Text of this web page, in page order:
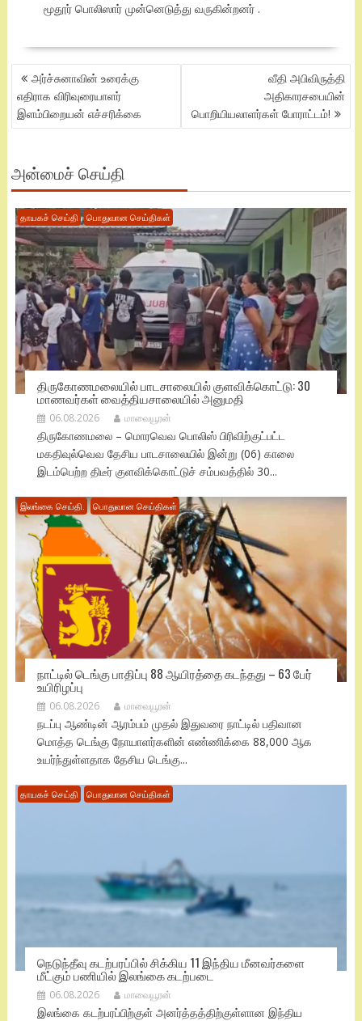
மூதூர் பொலிஸார் முன்னெடுத்து வருகின்றனர் .
POST
NAVIGATION
அர்ச்சுனாவின் உரைக்கு
எதிராக விரிவுரையாளர்
இளம்பிறையன் எச்சரிக்கை
வீதி அபிவிருத்தி
அதிகாரசபையின்
பொறியியலாளர்கள் போராட்டம்!
அன்மைச் செய்தி
தாயகச் செய்தி பொதுவான செய்திகள்
திருகோணமலையில் பாடசாலையில் குளவிக்கொட்டு: 30
மாணவர்கள் வைத்தியசாலையில் அனுமதி
06.08.2026 மாவையூரன்
திருகோணமலை – மொரவெவ பொலிஸ் பிரிவிற்குட்பட்ட
மகதிவுல்வெவ தேசிய பாடசாலையில் இன்று (06) காலை
இடம்பெற்ற திடீர் குளவிக்கொட்டுச் சம்பவத்தில் 30...
இலங்கை செய்தி. பொதுவான செய்திகள்
நாட்டில் டெங்கு பாதிப்பு 88 ஆயிரத்தை கடந்தது – 63 பேர்
உயிரிழப்பு
06.08.2026 மாவையூரன்
நடப்பு ஆண்டின் ஆரம்பம் முதல் இதுவரை நாட்டில் பதிவான
மொத்த டெங்கு நோயாளர்களின் எண்ணிக்கை 88,000 ஆக
உயர்ந்துள்ளதாக தேசிய டெங்கு...
தாயகச் செய்தி பொதுவான செய்திகள்
நெடுந்தீவு கடற்பரப்பில் சிக்கிய 11 இந்திய மீனவர்களை
மீட்கும் பணியில் இலங்கை கடற்படை
06.08.2026 மாவையூரன்
இலங்கை கடற்பரப்பிற்குள் அனர்த்தத்திற்குள்ளான இந்திய